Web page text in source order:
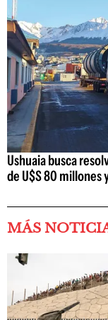
Ushuaia busca
de U$S 80 millones
MÁS